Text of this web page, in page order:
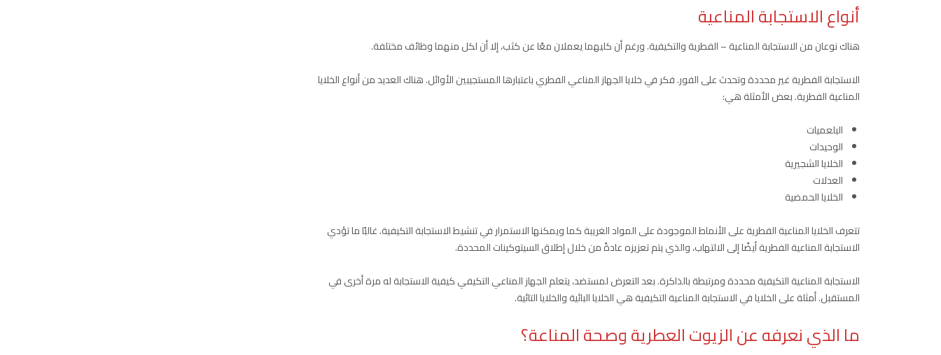
أنواع الاستجابة المناعية
هناك نوعان من الاستجابة المناعية – الفطرية والتكيفية. ورغم أن كليهما يعملان معًا عن كثب، إلا أن لكل منهما وظائف مختلفة.
الاستجابة الفطرية غير محددة وتحدث على الفور. فكر في خلايا الجهاز المناعي الفطري باعتبارها المستجيبين الأوائل. هناك العديد من أنواع الخلايا
المناعية الفطرية. بعض الأمثلة هي:
البلعميات
الوحيدات
الخلايا الشجيرية
العدلات
الخلايا الحمضية
تتعرف الخلايا المناعية الفطرية على الأنماط الموجودة على المواد الغريبة كما ويمكنها الاستمرار في تنشيط الاستجابة التكيفية. غالبًا ما تؤدي
الاستجابة المناعية الفطرية أيضًا إلى الالتهاب، والذي يتم تعزيزه عادةً من خلال إطلاق السيتوكينات المحددة.
الاستجابة المناعية التكيفية محددة ومرتبطة بالذاكرة. بعد التعرض لمستضد، يتعلم الجهاز المناعي التكيفي كيفية الاستجابة له مرة أخرى في
المستقبل. أمثلة على الخلايا في الاستجابة المناعية التكيفية هي الخلايا البائية والخلايا التائية.
ما الذي نعرفه عن الزيوت العطرية وصحة المناعة؟